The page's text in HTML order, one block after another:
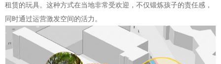
租赁的玩具。这种方式在当地非常受欢迎，不仅锻炼孩子的责任感，
同时通过运营激发空间的活力。